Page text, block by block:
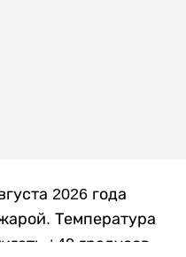
2026 года
Температура
+40 градусов,